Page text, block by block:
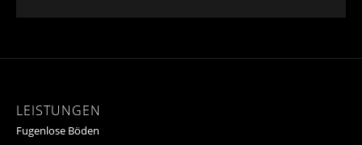
LEISTUNGEN
Fugenlose Böden